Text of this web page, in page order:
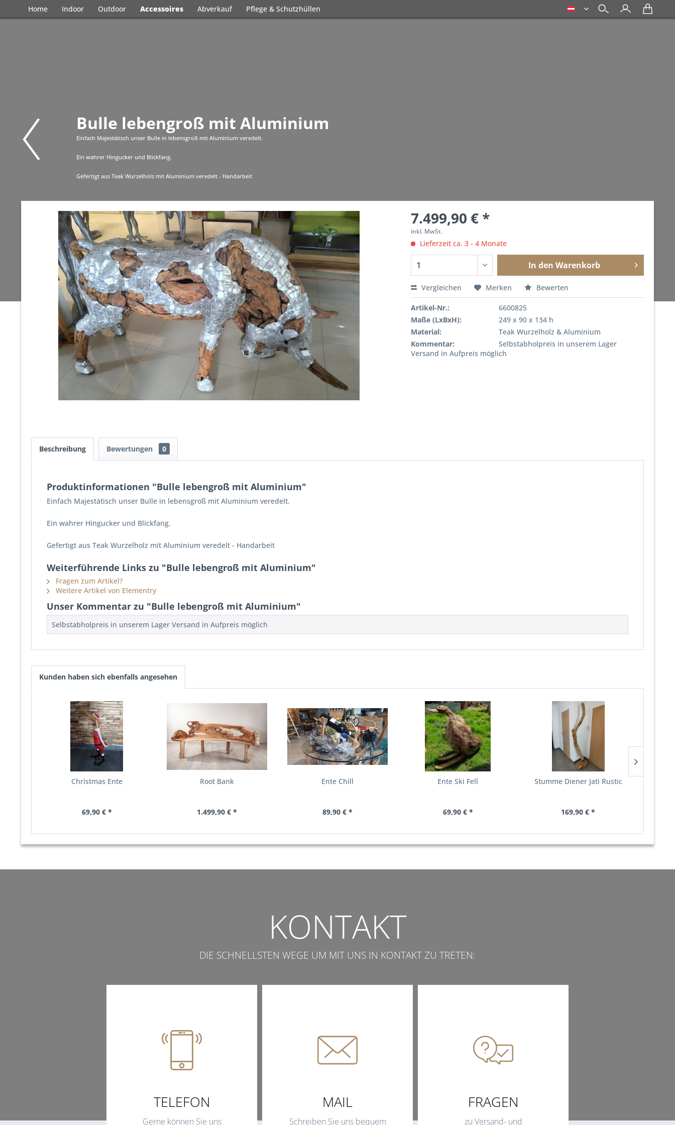
deutsch
Home Indoor Outdoor Accessoires Abverkauf Pflege & Schutzhüllen
Bulle lebengroß mit Aluminium
Einfach Majestätisch unser Bulle in lebensgroß mit Aluminium veredelt.
Ein wahrer Hingucker und Blickfang.
Gefertigt aus Teak Wurzelholz mit Aluminium veredelt - Handarbeit
7.499,90 € *
inkl. MwSt.
Lieferzeit ca. 3 - 4 Monate
In den Warenkorb
Vergleichen Merken Bewerten
Artikel-Nr.:
6600825
Maße (LxBxH):
249 x 90 x 134 h
Material:
Teak Wurzelholz & Aluminium
Kommentar:
Selbstabholpreis in unserem Lager
Versand in Aufpreis möglich
Beschreibung Bewertungen 0
Produktinformationen "Bulle lebengroß mit Aluminium"
Einfach Majestätisch unser Bulle in lebensgroß mit Aluminium veredelt.
Ein wahrer Hingucker und Blickfang.
Gefertigt aus Teak Wurzelholz mit Aluminium veredelt - Handarbeit
Weiterführende Links zu "Bulle lebengroß mit Aluminium"
Fragen zum Artikel?
Weitere Artikel von Elementry
Unser Kommentar zu "Bulle lebengroß mit Aluminium"
Selbstabholpreis in unserem Lager Versand in Aufpreis möglich
Kunden haben sich ebenfalls angesehen
Christmas Ente
69,90 € *
Root Bank
1.499,90 € *
Ente Chill
89,90 € *
Ente Ski Fell
69,90 € *
Stumme Diener Jati Rustic
169,90 € *
KONTAKT
DIE SCHNELLSTEN WEGE UM MIT UNS IN KONTAKT ZU TRETEN:
TELEFON
Gerne können Sie uns
MAIL
Schreiben Sie uns bequem
FRAGEN
zu Versand- und